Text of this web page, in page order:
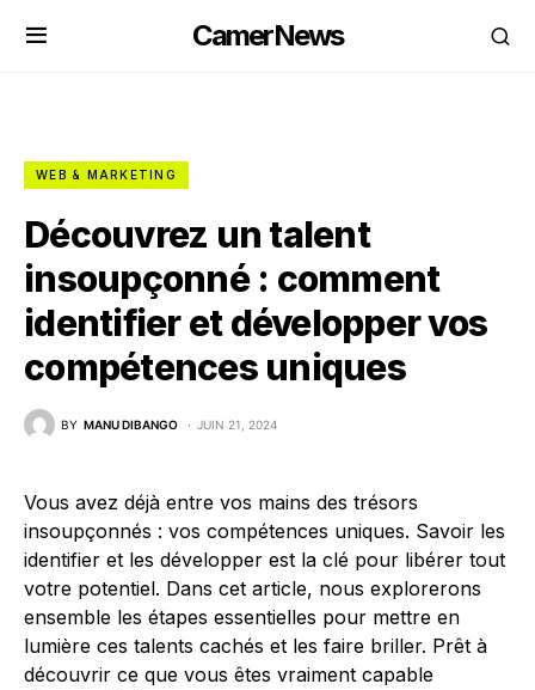
CamerNews
WEB & MARKETING
Découvrez un talent
insoupçonné : comment
identifier et développer vos
compétences uniques
BY MANU DIBANGO JUIN 21, 2024
Vous avez déjà entre vos mains des trésors
insoupçonnés : vos compétences uniques. Savoir les
identifier et les développer est la clé pour libérer tout
votre potentiel. Dans cet article, nous explorerons
ensemble les étapes essentielles pour mettre en
lumière ces talents cachés et les faire briller. Prêt à
découvrir ce que vous êtes vraiment capable